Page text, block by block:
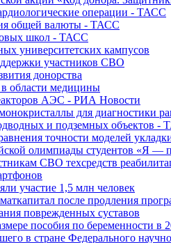
операции - ТАСС
общей валюты - ТАСС
школ - ТАСС
университетских кампусов
участников СВО
донорства
области медицины
АЭС - РИА Новости
для диагностики
и подземных объектов -
точности моделей
олимпиады студентов «Я —
СВО техсредств
участие 1,5 млн человек
после продления
поврежденных суставов
пособия по беременности в
в стране Федерального